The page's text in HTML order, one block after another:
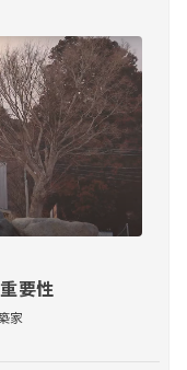
要性
家